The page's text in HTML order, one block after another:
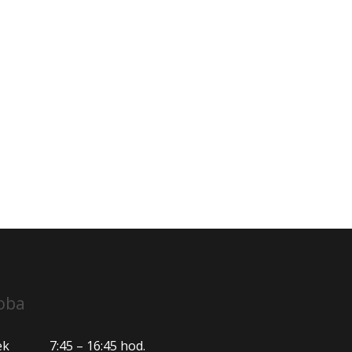
7:45 – 16:45 hod.